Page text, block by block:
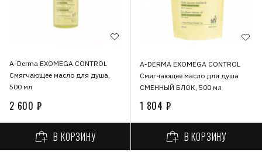
A-Derma EXOMEGA CONTROL
Смягчающее масло для душа,
500 мл
2 600 ₽
В КОРЗИНУ
A-DERMA EXOMEGA CONTROL
Смягчающее масло для душа
СМЕННЫЙ БЛОК, 500 мл
1 804 ₽
В КОРЗИНУ